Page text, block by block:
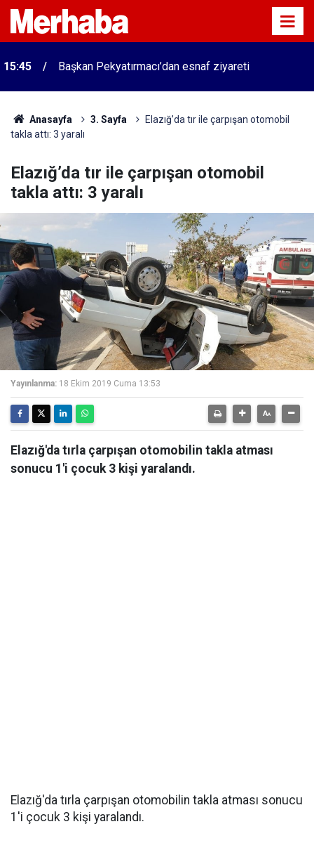
15:45 Başkan Pekyatırmacı’dan esnaf ziyareti
Anasayfa 3. Sayfa
Elazığ’da tır ile çarpışan otomobil
takla attı: 3 yaralı
Elazığ’da tır ile çarpışan otomobil
takla attı: 3 yaralı
Yayınlanma: 18 Ekim 2019 Cuma 13:53
Elazığ'da tırla çarpışan otomobilin takla atması
sonucu 1'i çocuk 3 kişi yaralandı.
Elazığ'da tırla çarpışan otomobilin takla atması sonucu
1'i çocuk 3 kişi yaralandı.